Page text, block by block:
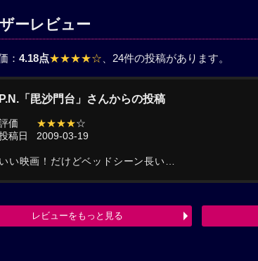
ーレビュー
： 4.18点★★★★☆ 、24件の投稿があります。
P.N.「毘沙門台」さんからの投稿
価 ★★★★☆
稿日
2009-03-19
いい映画！だけどベッドシーン長い…
レビューをもっと見る